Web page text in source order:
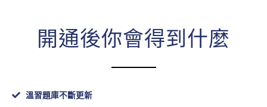
開通後你會得到什麼
溫習題庫不斷更新